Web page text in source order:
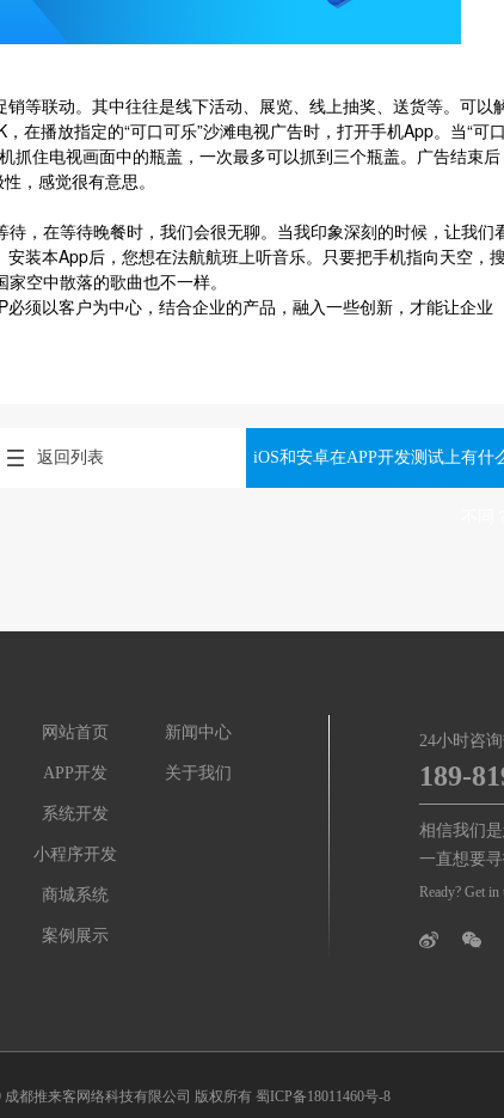
等联动。其中往往是线下活动、展览、线上抽奖、送货等。可以
在播放指定的“可口可乐”沙滩电视广告时，打开手机App。当“可口
抓住电视画面中的瓶盖，一次最多可以抓到三个瓶盖。广告结束后
，感觉很有意思。
，在等待晚餐时，我们会很无聊。当我印象深刻的时候，让我们
装本App后，您想在法航航班上听音乐。只要把手机指向天空，搜
空中散落的歌曲也不一样。
须以客户为中心，结合企业的产品，融入一些创新，才能让企业
返回列表 iOS和安卓在APP开发测试上有什
网站首页
APP开发
系统开发
小程序开发
商城系统
案例展示
新闻中心
关于我们
24小时咨
189-
相信我们
一直想要
Ready? Get in
成都推来客网络科技有限公司 版权所有 蜀ICP备18011460号-8